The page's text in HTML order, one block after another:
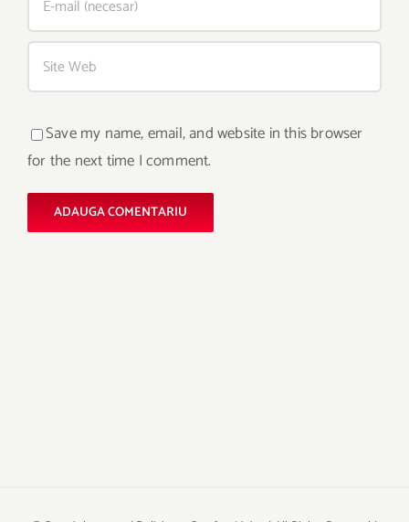
Save my name, email, and website in this browser
for the next time I comment.